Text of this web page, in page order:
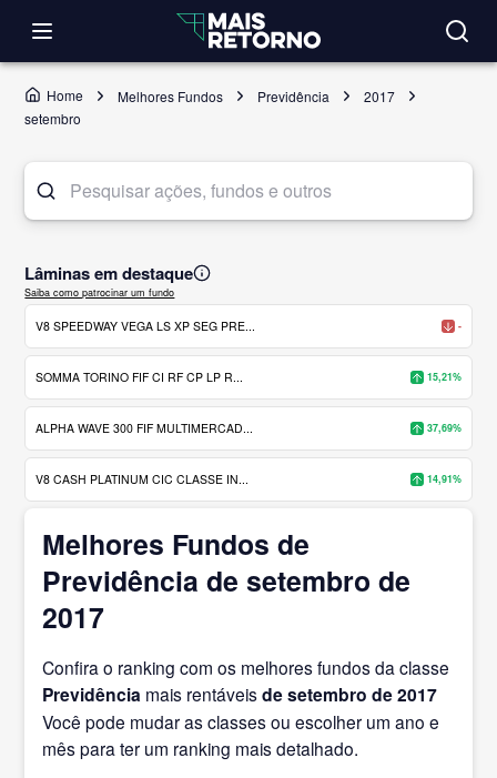
Home Melhores Fundos Previdência
2017
setembro
Lâminas em destaque
Saiba como patrocinar um fundo
V8 SPEEDWAY VEGA LS XP SEG PRE... -
SOMMA TORINO FIF CI RF CP LP R... 15,21%
ALPHA WAVE 300 FIF MULTIMERCAD... 37,69%
V8 CASH PLATINUM CIC CLASSE IN... 14,91%
Melhores Fundos de
Previdência de setembro de
2017
Confira o ranking com os melhores fundos da classe
Previdência mais rentáveisde setembro de 2017
Você pode mudar as classes ou escolher um ano e
mês para ter um ranking mais detalhado.